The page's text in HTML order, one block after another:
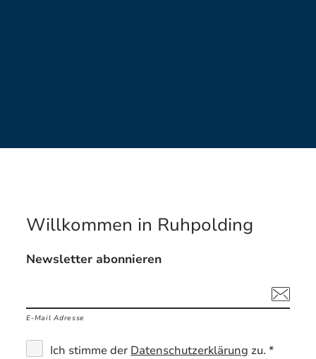
Willkommen in Ruhpolding
Newsletter abonnieren
E-Mail Adresse
Ich stimme der Datenschutzerklärung zu. *